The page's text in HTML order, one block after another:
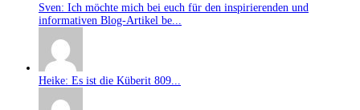
Sven: Ich möchte mich bei euch für den inspirierenden und
informativen Blog-Artikel be...
Heike: Es ist die Küberit 809...